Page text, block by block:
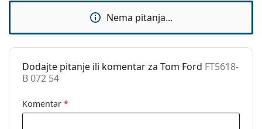
Krpa za
čišćenje:
Da
Ostalo
Spol:
Kategorija:
Dioptrijske naočale
Nema pitanja...
Dodajte pitanje ili komentar za Tom Ford FT5618-
B 072 54
Komentar *